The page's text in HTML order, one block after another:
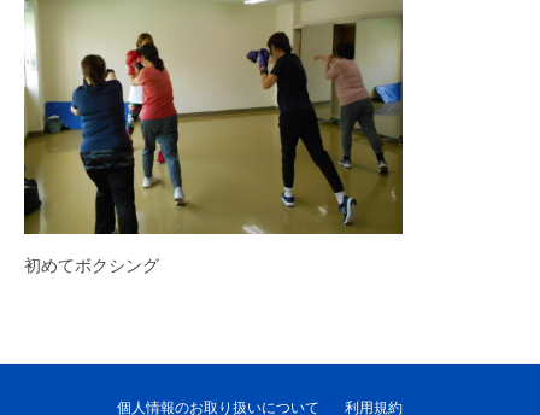
初めてボクシング
個人情報のお取り扱いについて 利用規約